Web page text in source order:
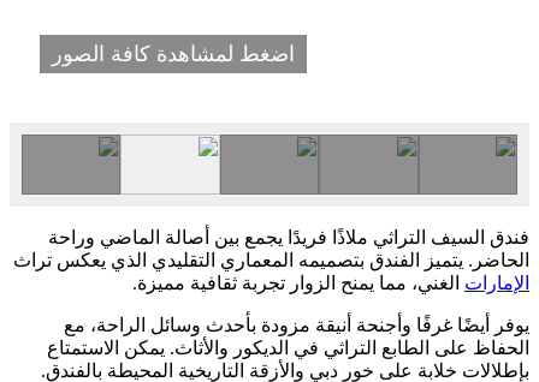
اضغط لمشاهدة كافة الصور
فندق السيف التراثي ملاذًا فريدًا يجمع بين أصالة الماضي وراحة
الحاضر. يتميز الفندق بتصميمه المعماري التقليدي الذي يعكس تراث
الإمارات الغني، مما يمنح الزوار تجربة ثقافية مميزة.
يوفر أيضًا غرفًا وأجنحة أنيقة مزودة بأحدث وسائل الراحة، مع
الحفاظ على الطابع التراثي في الديكور والأثاث. يمكن الاستمتاع
بإطلالات خلابة على خور دبي والأزقة التاريخية المحيطة بالفندق.